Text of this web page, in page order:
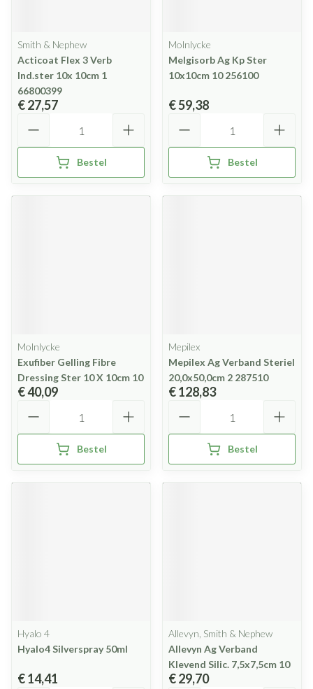
Smith & Nephew
Acticoat Flex 3 Verb
Ind.ster 10x 10cm 1
66800399
€ 27,57
Bestel
Molnlycke
Melgisorb Ag Kp Ster
10x10cm 10 256100
€ 59,38
Bestel
Molnlycke
Exufiber Gelling Fibre
Dressing Ster 10 X 10cm 10
€ 40,09
Bestel
Mepilex
Mepilex Ag Verband Steriel
20,0x50,0cm 2 287510
€ 128,83
Bestel
Hyalo 4
Hyalo4 Silverspray 50ml
€ 14,41
Allevyn, Smith & Nephew
Allevyn Ag Verband
Klevend Silic. 7,5x7,5cm 10
€ 29,70